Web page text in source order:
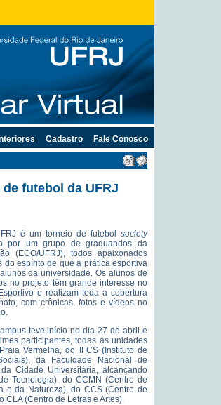
futebol da UFRJ
é um torneio de futebol
society
por um grupo de graduandos da
(ECO/UFRJ), todos apaixonados
do espírito de que a prática esportiva
da universidade. Os alunos de
no projeto têm grande interesse no
e realizam toda a cobertura
com crônicas, fotos e vídeos no
teve início no dia 27 de abril e
participantes, todas as unidades
Vermelha, do IFCS (Instituto de
da Faculdade Nacional de
Cidade Universitária, alcançando
Tecnologia), do CCMN (Centro de
e da Natureza), do CCS (Centro de
CLA (Centro de Letras e Artes).
Cadastro Fale Conosco